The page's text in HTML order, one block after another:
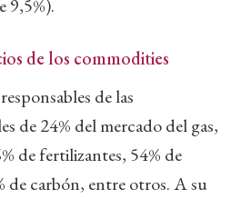
9,5%).
de los commodities
de las
de 24% del mercado del gas,
de fertilizantes, 54% de
de carbón, entre otros. A su